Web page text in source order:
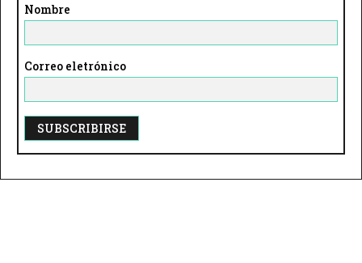
Nombre
Correo eletrónico